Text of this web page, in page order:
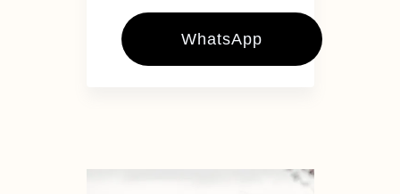
WhatsApp